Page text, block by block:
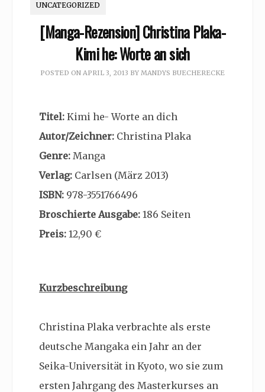
UNCATEGORIZED
[Manga-Rezension] Christina Plaka-
Kimi he: Worte an sich
POSTED ON APRIL 3, 2013 BY MANDYS BUECHERECKE
Titel: Kimi he- Worte an dich
Autor/Zeichner: Christina Plaka
Genre: Manga
Verlag: Carlsen (März 2013)
ISBN: 978-3551766496
Broschierte Ausgabe: 186 Seiten
Preis: 12,90 €
Kurzbeschreibung
Christina Plaka verbrachte als erste
deutsche Mangaka ein Jahr an der
Seika-Universität in Kyoto, wo sie zum
ersten Jahrgang des Masterkurses an